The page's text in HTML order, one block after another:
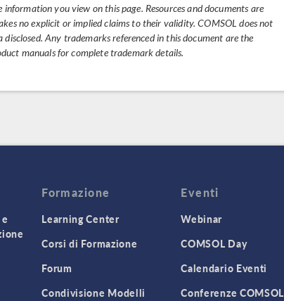
you view on this page. Resources and documents are
no explicit or implied claims to their validity. COMSOL does not
Any trademarks referenced in this document are the
manuals for complete trademark details.
Formazione
Learning Center
Corsi di Formazione
Forum
Condivisione Modelli
Eventi
Webinar
COMSOL Day
Calendario Eventi
Conferenze COMSOL